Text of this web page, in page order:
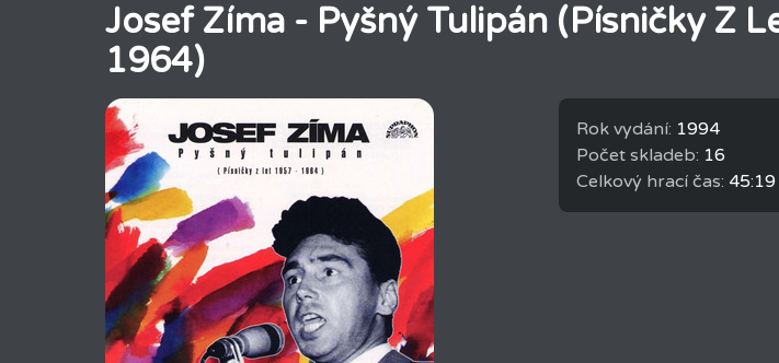
Josef Zíma - Pyšný Tulipán (Písničky Z
1964)
Rok vydání: 1994
Počet skladeb: 16
Celkový hrací čas: 45:19